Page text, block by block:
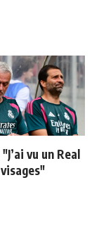
vu un Real